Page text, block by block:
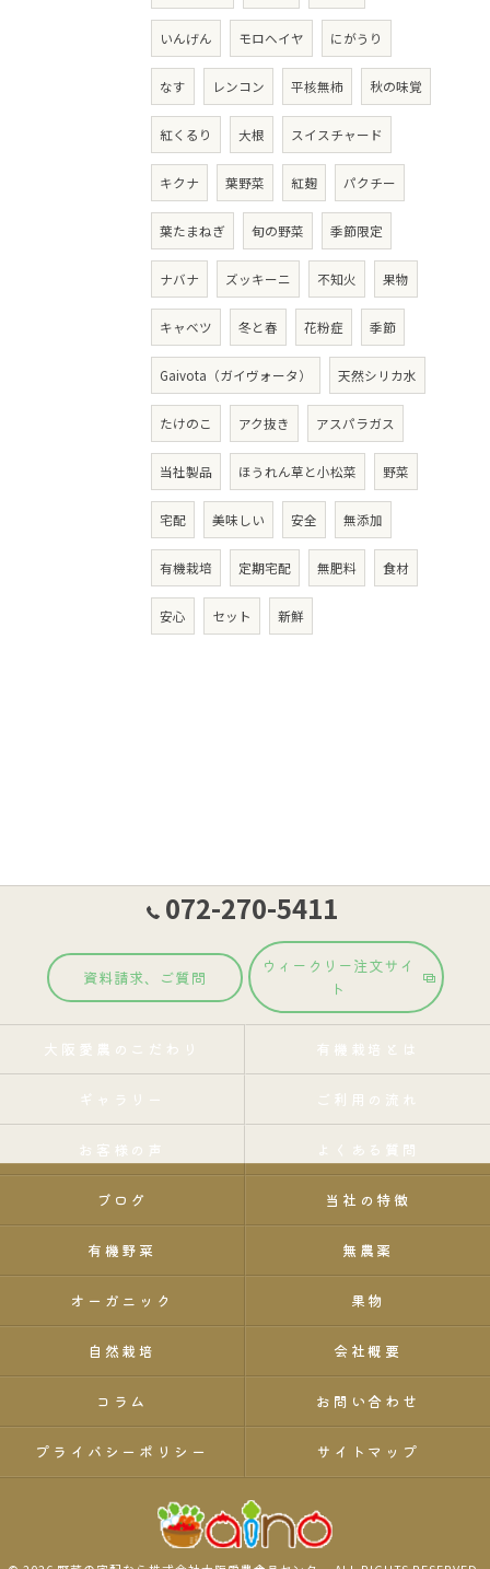
いんげん モロヘイヤ にがうり
なす レンコン 平核無柿 秋の味覚
紅くるり 大根 スイスチャード
キクナ 葉野菜 紅麹 パクチー
葉たまねぎ 旬の野菜 季節限定
ナバナ ズッキーニ 不知火 果物
キャベツ 冬と春 花粉症 季節
Gaivota（ガイヴォータ） 天然シリカ水
たけのこ アク抜き アスパラガス
当社製品 ほうれん草と小松菜 野菜
宅配 美味しい 安全 無添加
有機栽培 定期宅配 無肥料 食材
安心 セット 新鮮
072-270-5411
資料請求、ご質問
ウィークリー注文サイ
ト
大阪愛農のこだわり 有機栽培とは
ギャラリー ご利用の流れ
お客様の声 よくある質問
ブログ 当社の特徴
有機野菜 無農薬
オーガニック 果物
自然栽培 会社概要
コラム お問い合わせ
プライバシーポリシー サイトマップ